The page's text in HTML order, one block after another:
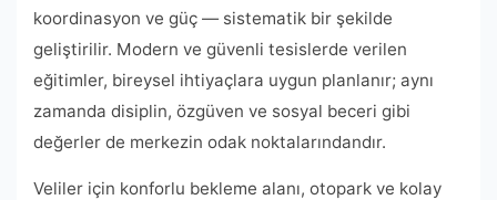
koordinasyon ve güç — sistematik bir şekilde
geliştirilir. Modern ve güvenli tesislerde verilen
eğitimler, bireysel ihtiyaçlara uygun planlanır; aynı
zamanda disiplin, özgüven ve sosyal beceri gibi
değerler de merkezin odak noktalarındandır.
Veliler için konforlu bekleme alanı, otopark ve kolay